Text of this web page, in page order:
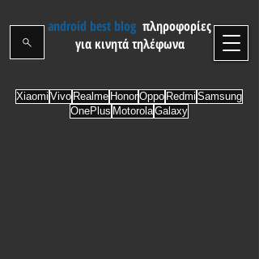
android best blog πληροφορίες
για κινητά τηλέφωνα
Xiaomi Vivo Realme HonorOppo Redmi Samsung
OnePlus MotorolaGalaxy